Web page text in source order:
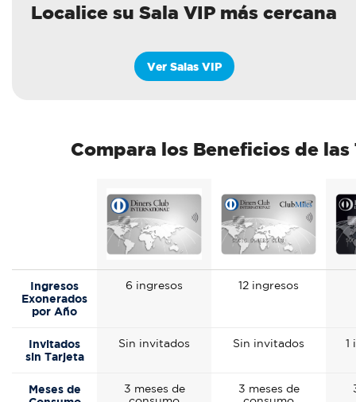
Localice su Sala VIP más cercana
Ver Salas VIP
Compara los Beneficios de las
Ingresos
Exonerados
por Año
6 ingresos 12 ingresos
Invitados
sin Tarjeta
Sin invitados Sin invitados 1
Meses de
3 meses de
3 meses de